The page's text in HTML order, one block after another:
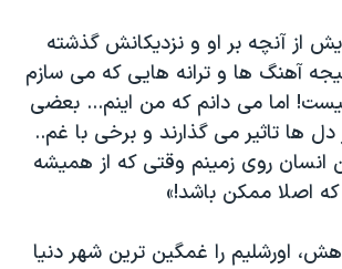
از آنچه بر او و نزدیکانش گذشته
آهنگ ها و ترانه هایی که می سازم
اما می دانم که من اینم... بعضی
دل ها تاثیر می گذارند و برخی با غم..
روی زمینم وقتی که از همیشه
اصلا ممکن باشد!»
اورشلیم را غمگین ترین شهر دنیا